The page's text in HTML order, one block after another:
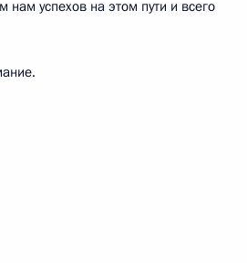
нам успехов на этом пути и всего